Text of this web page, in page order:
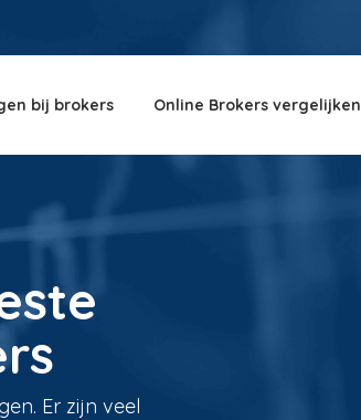
bij brokers Online Brokers vergelijken
Er zijn veel